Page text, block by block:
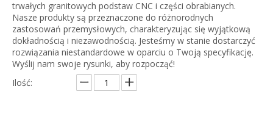
trwałych granitowych podstaw CNC i części obrabianych.
Nasze produkty są przeznaczone do różnorodnych
zastosowań przemysłowych, charakteryzując się wyjątkową
dokładnością i niezawodnością. Jesteśmy w stanie dostarczyć
rozwiązania niestandardowe w oparciu o Twoją specyfikację.
Wyślij nam swoje rysunki, aby rozpocząć!
Ilość: